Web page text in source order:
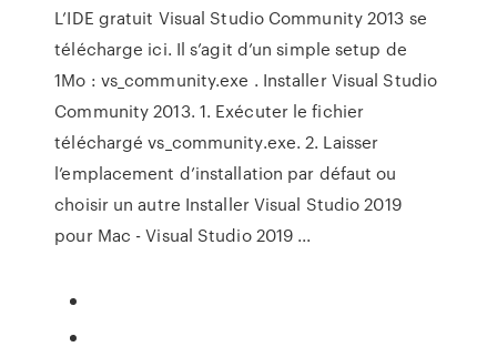
L’IDE gratuit Visual Studio Community 2013 se
télécharge ici. Il s’agit d’un simple setup de
1Mo : vs_community.exe . Installer Visual Studio
Community 2013. 1. Exécuter le fichier
téléchargé vs_community.exe. 2. Laisser
l’emplacement d’installation par défaut ou
choisir un autre Installer Visual Studio 2019
pour Mac - Visual Studio 2019 ...